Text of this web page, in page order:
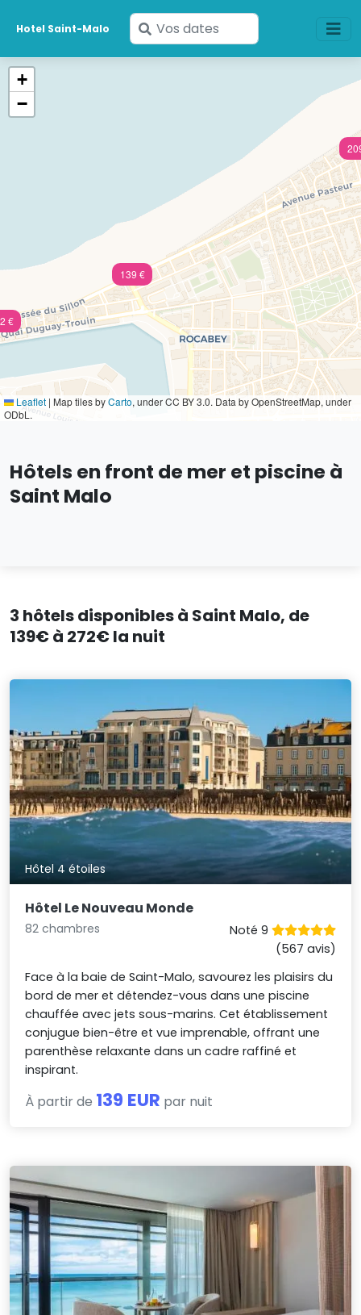
Hotel Saint-Malo
Saisissez
vos
139 €
€
+
−
Leaflet | Map tiles byCarto, under CC BY 3.0. Data by OpenStreetMap, under
ODbL.
Hôtels en front de mer et piscine à
Saint Malo
3 hôtels disponibles à Saint Malo, de
139€ à 272€ la nuit
Hôtel 4 étoiles
Hôtel Le Nouveau Monde
82 chambres
Noté 9
(567 avis)
Face à la baie de Saint-Malo, savourez les plaisirs du
bord de mer et détendez-vous dans une piscine
chauffée avec jets sous-marins. Cet établissement
conjugue bien-être et vue imprenable, offrant une
parenthèse relaxante dans un cadre raffiné et
inspirant.
À partir de 139 EUR par nuit